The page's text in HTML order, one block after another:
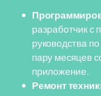
разработчик
руководства
пару месяцев
приложение.
Ремонт